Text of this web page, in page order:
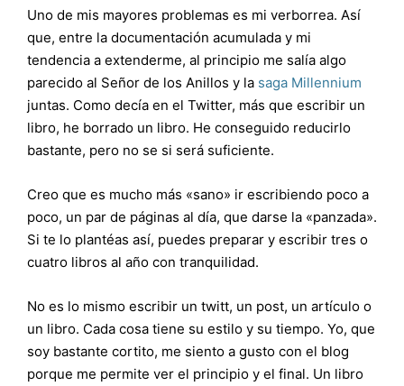
Uno de mis mayores problemas es mi verborrea. Así
que, entre la documentación acumulada y mi
tendencia a extenderme, al principio me salía algo
parecido al Señor de los Anillos y la saga Millennium
juntas. Como decía en el Twitter, más que escribir un
libro, he borrado un libro. He conseguido reducirlo
bastante, pero no se si será suficiente.
Creo que es mucho más «sano» ir escribiendo poco a
poco, un par de páginas al día, que darse la «panzada».
Si te lo plantéas así, puedes preparar y escribir tres o
cuatro libros al año con tranquilidad.
No es lo mismo escribir un twitt, un post, un artículo o
un libro. Cada cosa tiene su estilo y su tiempo. Yo, que
soy bastante cortito, me siento a gusto con el blog
porque me permite ver el principio y el final. Un libro